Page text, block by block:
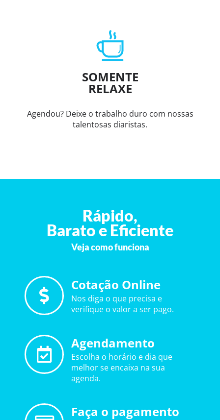
SOMENTE
RELAXE
Agendou? Deixe o trabalho duro com nossas
talentosas diaristas.
Rápido,
Barato e Eficiente
Veja como funciona
Cotação Online
Nos diga o que precisa e
verifique o valor a ser pago.
Agendamento
Escolha o horário e dia que
melhor se encaixa na sua
agenda.
Faça o pagamento